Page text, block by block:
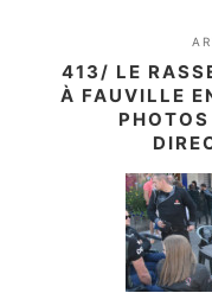
413/ LE
À FAUVILLE